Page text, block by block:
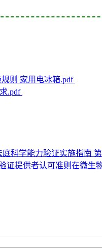
则 家用电冰箱.pdf
.pdf
庭科学能力验证实施指南
证提供者认可准则在微生